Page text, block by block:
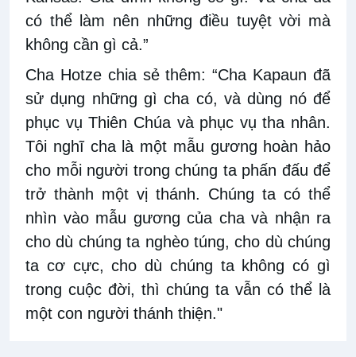
có thể làm nên những điều tuyệt vời mà
không cần gì cả.”
Cha Hotze chia sẻ thêm: “Cha Kapaun đã
sử dụng những gì cha có, và dùng nó để
phục vụ Thiên Chúa và phục vụ tha nhân.
Tôi nghĩ cha là một mẫu gương hoàn hảo
cho mỗi người trong chúng ta phấn đấu để
trở thành một vị thánh. Chúng ta có thể
nhìn vào mẫu gương của cha và nhận ra
cho dù chúng ta nghèo túng, cho dù chúng
ta cơ cực, cho dù chúng ta không có gì
trong cuộc đời, thì chúng ta vẫn có thể là
một con người thánh thiện."